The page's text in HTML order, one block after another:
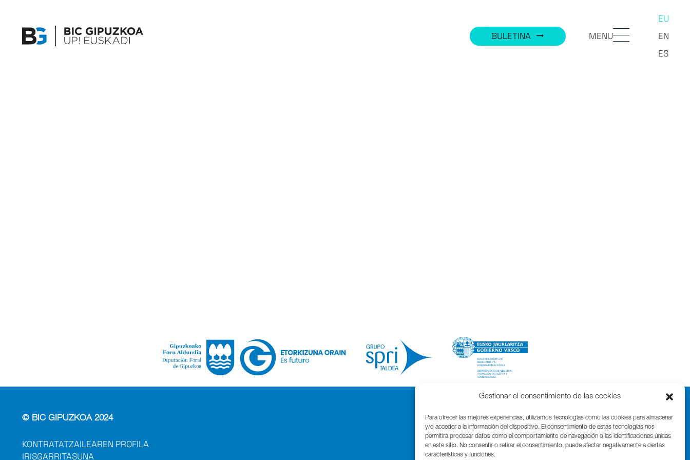
Gestionar el consentimiento de las cookies
Para ofrecer las mejores experiencias, utilizamos tecnologías como las cookies para almacenar
y/o acceder a la información del dispositivo. El consentimiento de estas tecnologías nos
permitirá procesar datos como el comportamiento de navegación o las identificaciones únicas
en este sitio. No consentir o retirar el consentimiento, puede afectar negativamente a ciertas
características y funciones.
BULETINA trending_flat MENU
EU
EN
ES
© BIC GIPUZKOA 2024
KONTRATATZAILEAREN PROFILA
IRISGARRITASUNA